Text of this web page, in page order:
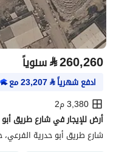
⃁260,260 سنوياً
ادفع شهرياً⃁
23,207مع
3,380 م2
شارع طريق أبو حدرية الفرعي، حي